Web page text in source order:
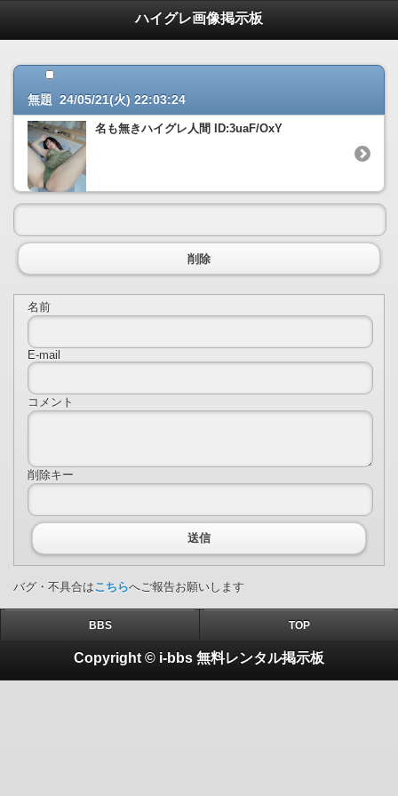
ハイグレ画像掲示板
無題 24/05/21(火) 22:03:24
名も無きハイグレ人間 ID:3uaF/OxY
削除
名前
E-mail
コメント
削除キー
送信
バグ・不具合はこちらへご報告お願いします
BBS TOP
Copyright © i-bbs 無料レンタル掲示板